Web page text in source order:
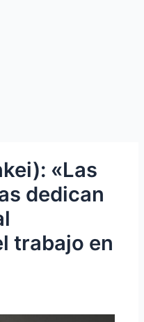
«Las
dedican
trabajo en